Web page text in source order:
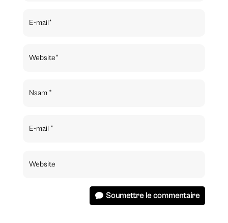
Soumettre le commentaire